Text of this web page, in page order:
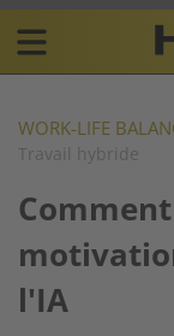
Skip
content
Plattform
für
Resources
navigation
FR
WORK-LIFE
Travail hybride
l'IA